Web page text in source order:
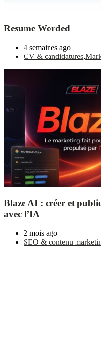
Resume Worded
4 semaines ago
CV & candidatures,
Blaze AI : créer et
avec l’IA
2 mois ago
SEO & contenu